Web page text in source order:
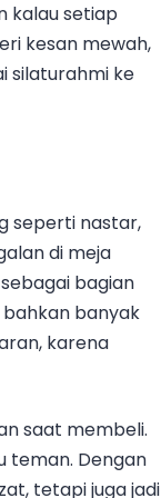
kalau setiap
kesan mewah,
silaturahmi ke
seperti nastar,
di meja
bagian
banyak
karena
saat membeli.
teman. Dengan
tetapi juga jadi